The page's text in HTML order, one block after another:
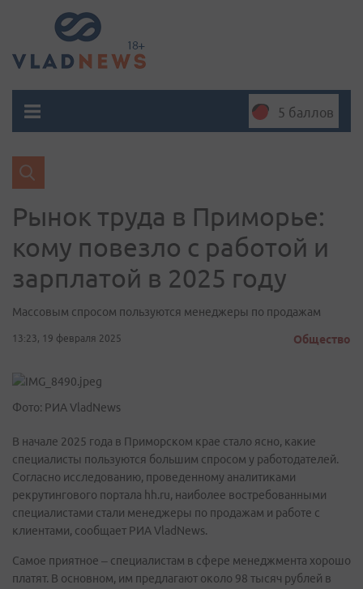
5 баллов
Рынок труда в Приморье:
кому повезло с работой и
зарплатой в 2025 году
Массовым спросом пользуются менеджеры по продажам
13:23, 19 февраля 2025 Общество
Фото: РИА VladNews
В начале 2025 года в Приморском крае стало ясно, какие
специалисты пользуются большим спросом у работодателей.
Согласно исследованию, проведенному аналитиками
рекрутингового портала hh.ru, наиболее востребованными
специалистами стали менеджеры по продажам и работе с
клиентами, сообщает РИА VladNews.
Самое приятное – специалистам в сфере менеджмента хорошо
платят. В основном, им предлагают около 98 тысяч рублей в